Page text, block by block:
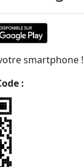
557m
smartphone !
: